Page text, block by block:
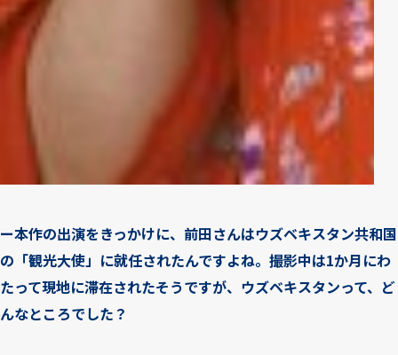
ー本作の出演をきっかけに、前田さんはウズベキスタン共和国
の「観光大使」に就任されたんですよね。撮影中は1か月にわ
たって現地に滞在されたそうですが、ウズベキスタンって、ど
んなところでした？